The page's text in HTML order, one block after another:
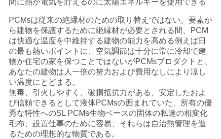
PRIVACY
POLICY
間に熱か電気を貯えるのに太陽エネルギーを使用できる
PCMsは従来の絶縁材のための取り替えではない。要素か
ら建物を保護するために絶縁材が必要とされる間、PCM
は快適な温度を中維持する建物の能力を高める例えば日
の最も熱いポイントに、空気調節は十分に常に冷却で建
物か住宅の家を保つことではないがPCMsプロダクトと、
あなたの建物は人一倍の努力および費用なしにより涼し
い温度にとどまる。
無毒、引火しやすく、破損抵抗力がある、安定したおよ
び信頼できるとして液体PCMsの囲まれていた、所有の優
秀な特性へのSL PCMs生物ベースの固体の私達の相変化
毛布、設置仕事のために容易、それらは自治熱管理を造
るための理想的な物質である。